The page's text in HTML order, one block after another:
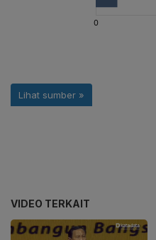
VIDEO TERKAIT